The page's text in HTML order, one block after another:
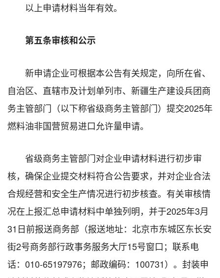
以上申请材料当年有效。
第五条审核和公示
新申请企业可根据本公告有关规定，向所在省、
自治区、直辖市及计划单列市、新疆生产建设兵团商
务主管部门（以下称省级商务主管部门）提交2025年
燃料油非国营贸易进口允许量申请。
省级商务主管部门对企业申请材料进行初步审
核，确保企业提交材料符合公告要求，并对企业合法
合规经营和安全生产情况进行初步核查。有关审核情
况在上报汇总申请材料中单独列明，并于2025年3月
31日前报送商务部（报送地址：北京市东城区东长安
街2号商务部行政事务服务大厅15号窗口；联系电
话：010-65197976；邮政编码：100731）。封装申